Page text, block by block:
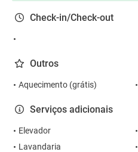
Check-in/Check-out
Outros
Aquecimento (grátis)
Serviços adicionais
Elevador
Lavandaria